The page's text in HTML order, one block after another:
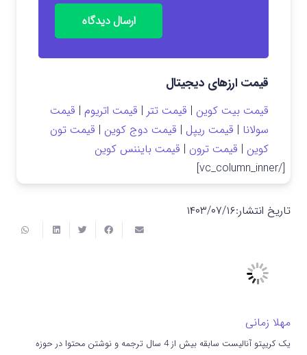
ارسال دیدگاه
قیمت ارزهای دیجیتال
قیمت بیت کوین | قیمت تتر | قیمت اتریوم | قیمت
سولانا | قیمت ریپل | قیمت دوج کوین | قیمت تون
کوین | قیمت ترون | قیمت بایننس کوین
[/vc_column_inner]
تاریخ انتشار:۱۴۰۳/۰۷/۱۶
مهلا زمانی
یک کریپتو آنالیست سابقه بیش از 4 سال ترجمه و نوشتن محتوا در حوزه